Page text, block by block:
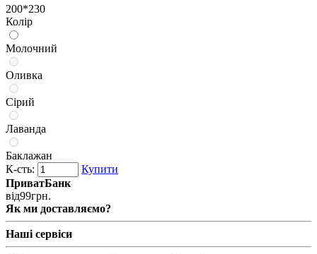
200*230
Колір
Молочний
Оливка
Сірий
Лаванда
Баклажан
К-сть:
Купити
ПриватБанк
від99грн.
Як ми доставляємо?
Наші сервіси